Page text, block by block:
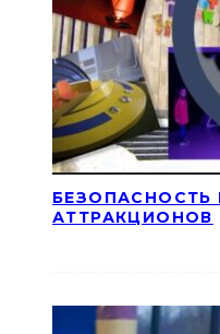
БЕЗОПАСНОСТЬ
АТТРАКЦИОНОВ